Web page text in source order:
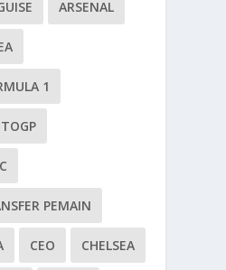
ARSENAL
1
PEMAIN
CEO CHELSEA